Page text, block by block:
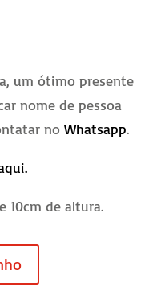
um ótimo presente
nome de pessoa
no Whatsapp.
10cm de altura.